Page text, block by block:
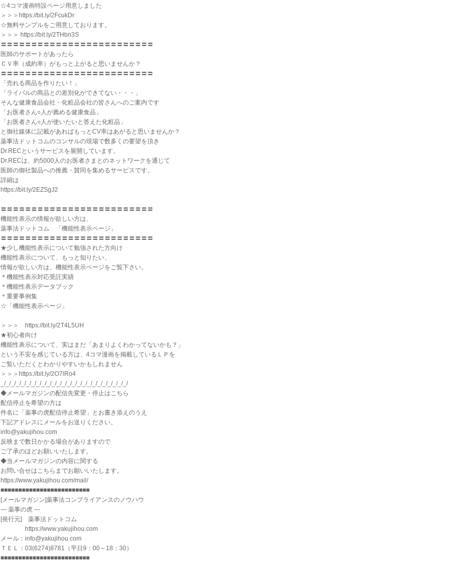
☆4コマ漫画特設ページ用意しました
＞＞＞https://bit.ly/2FcukDr
☆無料サンプルをご用意しております。
＞＞＞ https://bit.ly/2THbn3S
〓〓〓〓〓〓〓〓〓〓〓〓〓〓〓〓〓〓〓〓〓〓〓〓〓
医師のサポートがあったら
ＣＶ率（成約率）がもっと上がると思いませんか？
〓〓〓〓〓〓〓〓〓〓〓〓〓〓〓〓〓〓〓〓〓〓〓〓〓
「売れる商品を作りたい！」
「ライバルの商品との差別化ができてない・・・」
そんな健康食品会社・化粧品会社の皆さんへのご案内です
「お医者さん○人が薦める健康食品」
「お医者さん○人が使いたいと答えた化粧品」
と御社媒体に記載があればもっとCV率はあがると思いませんか？
薬事法ドットコムのコンサルの現場で数多くの要望を頂き
Dr.RECというサービスを展開しています。
Dr.RECは、約5000人のお医者さまとのネットワークを通じて
医師の御社製品への推薦・賛同を集めるサービスです。
詳細は
https://bit.ly/2EZSgJ2
〓〓〓〓〓〓〓〓〓〓〓〓〓〓〓〓〓〓〓〓〓〓〓〓〓
機能性表示の情報が欲しい方は、
薬事法ドットコム 「機能性表示ページ」
〓〓〓〓〓〓〓〓〓〓〓〓〓〓〓〓〓〓〓〓〓〓〓〓〓
★少し機能性表示について勉強された方向け
機能性表示について、もっと知りたい、
情報が欲しい方は、機能性表示ページをご覧下さい。
＊機能性表示対応受託実績
＊機能性表示データブック
＊重要事例集
☆「機能性表示ページ」
＞＞＞ https://bit.ly/2T4L5UH
★初心者向け
機能性表示について、実はまだ「あまりよくわかってないかも？」
という不安を感じている方は、4コマ漫画を掲載しているＬＰを
ご覧いただくとわかりやすいかもしれません
＞＞＞https://bit.ly/2O7lRo4
_/_/_/_/_/_/_/_/_/_/_/_/_/_/_/_/_/_/_/_/_/_/_/_/_/
◆メールマガジンの配信先変更・停止はこちら
配信停止を希望の方は
件名に「薬事の虎配信停止希望」とお書き添えのうえ
下記アドレスにメールをお送りください。
info@yakujihou.com
反映まで数日かかる場合がありますので
ご了承のほどお願いいたします。
◆当メールマガジンの内容に関する
お問い合せはこちらまでお願いいたします。
https://www.yakujihou.com/mail/
■■■■■■■■■■■■■■■■■■■■■■■■■
[メールマガジン]薬事法コンプライアンスのノウハウ
― 薬事の虎 ―
[発行元] 薬事法ドットコム
https://www.yakujihou.com
メール：info@yakujihou.com
ＴＥＬ：03(6274)8781（平日9：00～18：30）
■■■■■■■■■■■■■■■■■■■■■■■■■